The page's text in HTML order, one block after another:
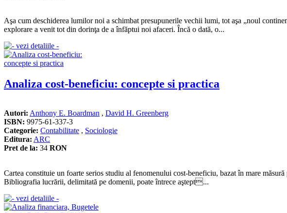
Aşa cum deschiderea lumilor noi a schimbat presupunerile vechii lumi, tot aşa „noul
explorare a venit tot din dorinţa de a înfăptui noi afaceri. Încă o dată, o...
Analiza cost-beneficiu: concepte si practica
Autori: Anthony E. Boardman , David H. Greenberg
ISBN: 9975-61-337-3
Categorie: Contabilitate , Sociologie
Editura: ARC
Pret de la: 34 RON
Cartea constituie un foarte serios studiu al fenomenului cost-beneficiu, bazat în mare
Bibliografia lucrării, delimitată pe domenii, poate întrece aştept...